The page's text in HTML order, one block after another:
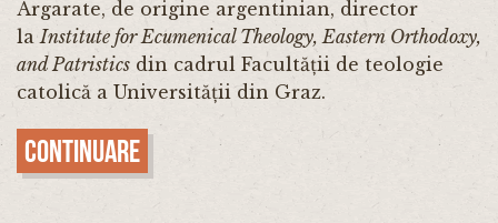
Argarate, de origine argentinian, director
laInstitute for Ecumenical Theology, Eastern Orthodoxy,
and Patristics din cadrul Facultății de teologie
catolică a Universității din Graz.
Continuare